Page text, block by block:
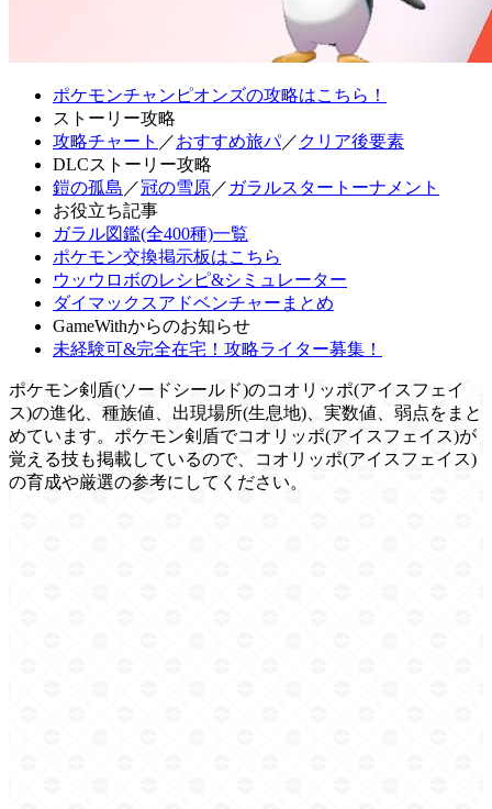
ポケモンチャンピオンズの攻略はこちら！
ストーリー攻略
攻略チャート ／おすすめ旅パ／ クリア後要素
DLCストーリー攻略
鎧の孤島 ／冠の雪原／ ガラルスタートーナメント
お役立ち記事
ガラル図鑑(全400種)一覧
ポケモン交換掲示板はこちら
ウッウロボのレシピ&シミュレーター
ダイマックスアドベンチャーまとめ
GameWithからのお知らせ
未経験可&完全在宅！攻略ライター募集！
ポケモン剣盾(ソードシールド)のコオリッポ(アイスフェイ
ス)の進化、種族値、出現場所(生息地)、実数値、弱点をまと
めています。ポケモン剣盾でコオリッポ(アイスフェイス)が
覚える技も掲載しているので、コオリッポ(アイスフェイス)
の育成や厳選の参考にしてください。